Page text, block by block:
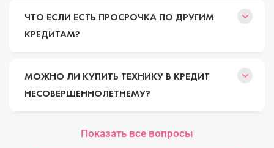
ЧТО ЕСЛИ ЕСТЬ ПРОСРОЧКА ПО ДРУГИМ
КРЕДИТАМ?
МОЖНО ЛИ КУПИТЬ ТЕХНИКУ В КРЕДИТ
НЕСОВЕРШЕННОЛЕТНЕМУ?
Показать все вопросы